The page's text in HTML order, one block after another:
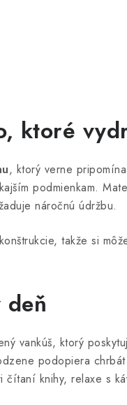
ktoré
, ktorý verne
podmienkam.
náročnú údržbu.
takže si
deň
vankúš, ktorý
podopiera
knihy, relaxe s